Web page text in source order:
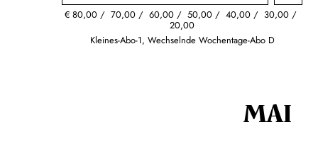
€80,00 70,00 60,00 50,00 40,00 30,00
20,00
Kleines-Abo-1, Wechselnde Wochentage-Abo D
MAI